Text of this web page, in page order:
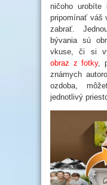
ničoho urobíte
pripomínať váš
zabrať.
bývania sú
vkuse, či si
obraz z fotky,
známych
ozdoba,
jednotlivý